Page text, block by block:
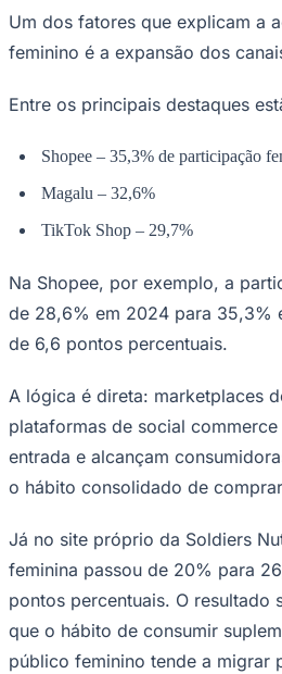
Santos
Um dos fatores que explicam a
feminino é a expansão dos
Entre os principais destaques
Shopee – 35,3% de participação
Magalu – 32,6%
TikTok Shop – 29,7%
Na Shopee, por exemplo, a
de 28,6% em 2024 para 35,3%
de 6,6 pontos percentuais.
A lógica é direta: marketplaces
plataformas de social
entrada e alcançam
o hábito consolidado de
Já no site próprio da Soldiers
feminina passou de 20% para
pontos percentuais. O resultado
que o hábito de consumir
público feminino tende a migrar